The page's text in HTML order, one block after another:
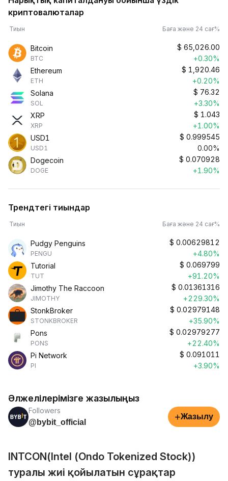
криптовалюталар
Тиын Баға және 24 сағ%
Bitcoin
BTC
$ 65,026.00
+0.30%
Ethereum
ETH
$ 1,920.46
+0.20%
Solana
SOL
$ 76.32
+3.30%
XRP
XRP
$ 1.043
+1.00%
USD1
USD1
$ 0.999545
0.00%
Dogecoin
DOGE
$ 0.070928
+1.90%
Трендтегі тиындар
Тиын Баға және 24 сағ%
Pudgy Penguins
PENGU
$ 0.00629812
+4.80%
Tutorial
TUT
$ 0.069799
+91.20%
Jimothy The Raccoon
JIMOTHY
$ 0.01361316
+229.30%
StonkBroker
STONKBROKER
$ 0.02979148
+35.90%
Pons
PONS
$ 0.02979277
+22.40%
Pi Network
PI
$ 0.091011
+3.90%
Әлжелілерімізге жазылыңыз
Followers
@bybit_official
+Жазылу
INTCON(Intel (Ondo Tokenized Stock))
туралы жиі қойылатын сұрақтар